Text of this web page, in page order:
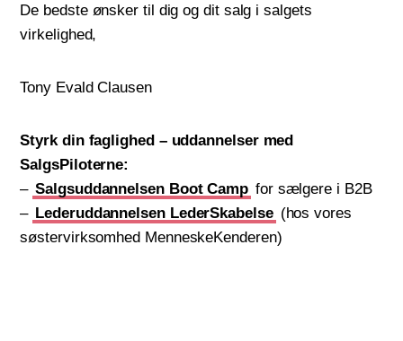
De bedste ønsker til dig og dit salg i salgets
virkelighed,
Tony Evald Clausen
Styrk din faglighed – uddannelser med
SalgsPiloterne:
– Salgsuddannelsen Boot Camp for sælgere i B2B
– Lederuddannelsen LederSkabelse (hos vores
søstervirksomhed MenneskeKenderen)